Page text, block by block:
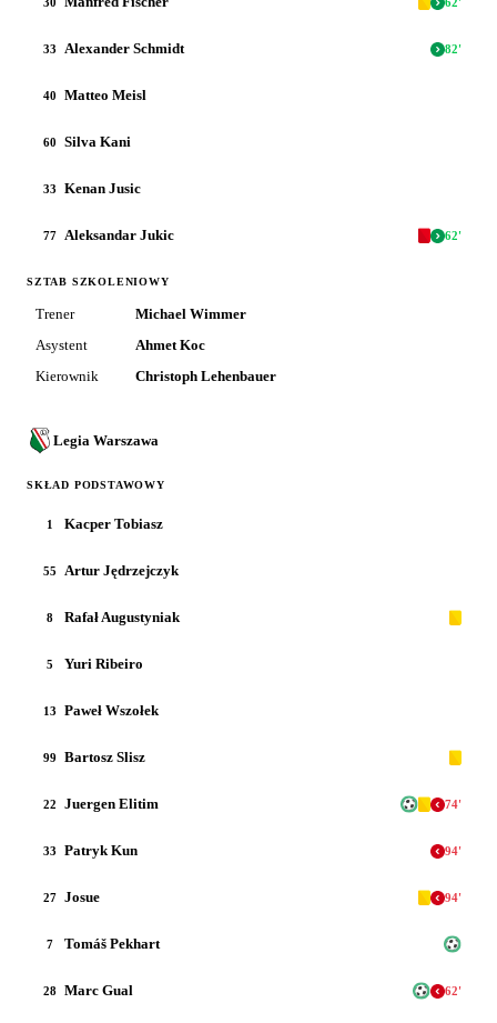
33 Alexander Schmidt 82'
40 Matteo Meisl
60 Silva Kani
33 Kenan Jusic
77 Aleksandar Jukic 62'
SZTAB SZKOLENIOWY
Trener
Michael Wimmer
Asystent
Ahmet Koc
Kierownik
Christoph Lehenbauer
Legia Warszawa
SKŁAD PODSTAWOWY
1 Kacper Tobiasz
55 Artur Jędrzejczyk
8 Rafał Augustyniak
5 Yuri Ribeiro
13 Paweł Wszołek
99 Bartosz Slisz
22 Juergen Elitim 74'
33 Patryk Kun 94'
27 Josue 94'
7 Tomáš Pekhart
28 Marc Gual 62'